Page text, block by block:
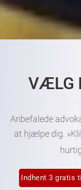
VÆLG
Anbefalede
at hjælpe dig.
Indhent 3 gratis